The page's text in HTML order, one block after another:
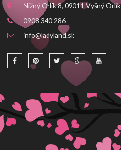
Nižný Orlík 8, 09011 Vyšný Orlík
0908 340 286
info@ladyland.sk